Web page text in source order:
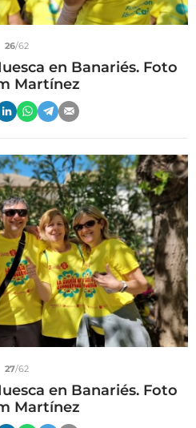
26/62
en Banariés. Foto
Martínez
27/62
en Banariés. Foto
Martínez